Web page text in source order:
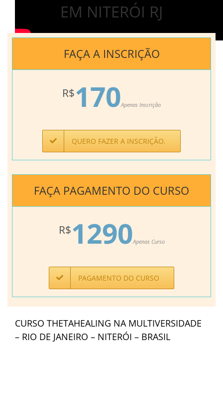
EM NITERÓI RJ
FAÇA A INSCRIÇÃO
R$170Apenas Inscrição
QUERO FAZER A INSCRIÇÃO.
FAÇA PAGAMENTO DO CURSO
R$1290Apenas Curso
PAGAMENTO DO CURSO
CURSO THETAHEALING NA MULTIVERSIDADE
– RIO DE JANEIRO – NITERÓI – BRASIL